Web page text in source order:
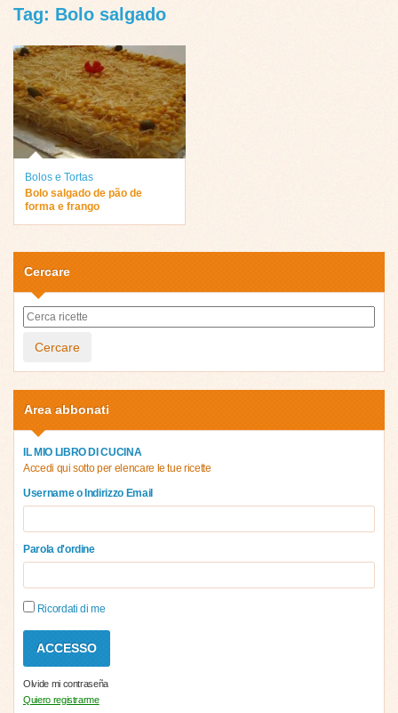
Tag: Bolo salgado
Bolos e Tortas
Bolo salgado de pão de
forma e frango
Cercare
Cercare
Area abbonati
IL MIO LIBRO DI CUCINA
Accedi qui sotto per elencare le tue ricette
Username o Indirizzo Email
Parola d'ordine
Ricordati di me
Olvide mi contraseña
Quiero registrarme